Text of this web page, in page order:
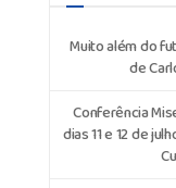
Muito além do
de
Conferência
dias 11 e 12 de